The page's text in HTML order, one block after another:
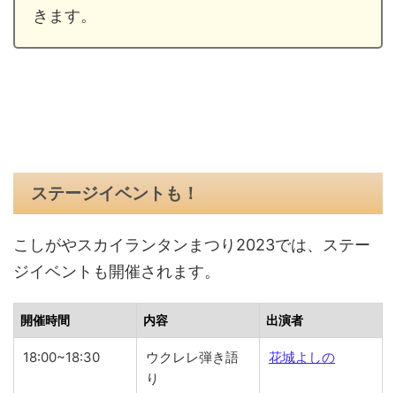
きます。
ステージイベントも！
こしがやスカイランタンまつり2023では、ステー
ジイベントも開催されます。
開催時間 内容 出演者
18:00~18:30
ウクレレ弾き語
り
花城よしの